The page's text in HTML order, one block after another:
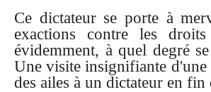
Ce dictateur se porte à
exactions contre les
évidemment, à quel degré
Une visite insignifiante d'une
des ailes à un dictateur en fin